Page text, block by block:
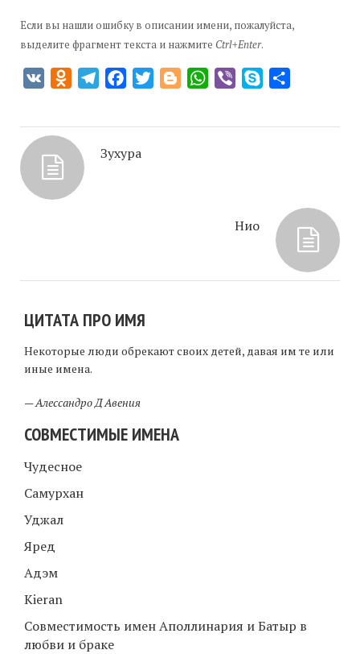
Если вы нашли ошибку в описании имени, пожалуйста,
выделите фрагмент текста и нажмите Ctrl+Enter.
VK Odnoklassniki
TelegramFacebookTwitterBloggerWhatsApp
Viber Skype
Зухура
Нио
ЦИТАТА ПРО ИМЯ
Некоторые люди обрекают своих детей, давая им те или
иные имена.
—Алессандро Д Авения
СОВМЕСТИМЫЕ ИМЕНА
Чудесное
Самурхан
Уджал
Яред
Адэм
Kieran
Совместимость имен Аполлинария и Батыр в
любви и браке